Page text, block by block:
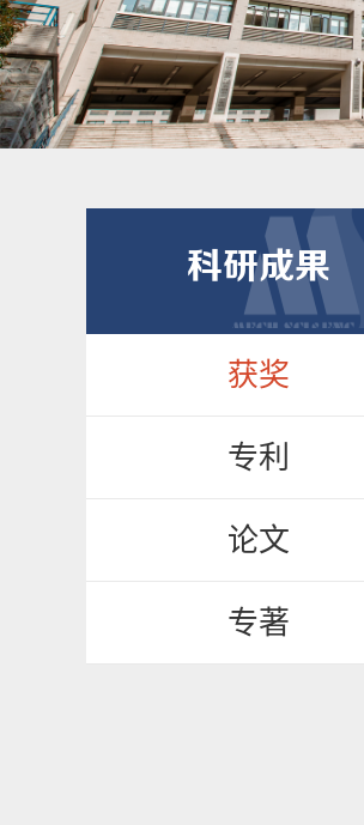
科研成果
获奖
专利
论文
专著